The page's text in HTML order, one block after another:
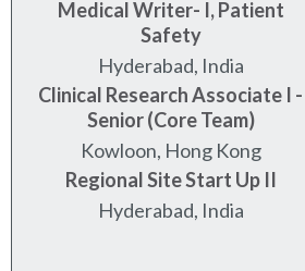
Medical Writer- I, Patient
Safety
hyderabad, india
Clinical Research Associate I -
Senior (Core Team)
kowloon, hong kong
Regional Site Start Up II
hyderabad, india